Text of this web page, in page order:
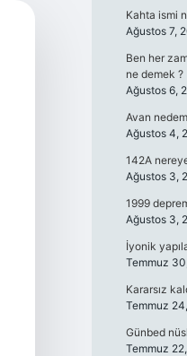
Kahta ismi
Ağustos 7,
Ben her
ne demek ?
Ağustos 6,
Avan
Ağustos 4,
142A
Ağustos 3,
1999
Ağustos 3,
İyonik
Temmuz
Kararsız
Temmuz
Günbed
Temmuz